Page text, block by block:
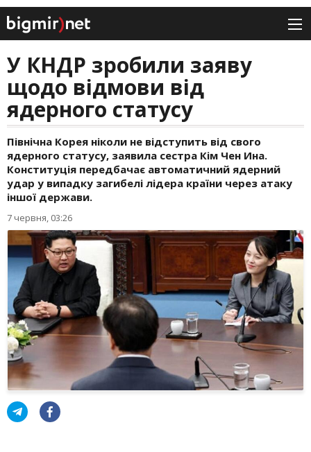
У КНДР зробили заяву
щодо відмови від
ядерного статусу
Північна Корея ніколи не відступить від свого
ядерного статусу, заявила сестра Кім Чен Ина.
Конституція передбачає автоматичний ядерний
удар у випадку загибелі лідера країни через атаку
іншої держави.
7 червня, 03:26